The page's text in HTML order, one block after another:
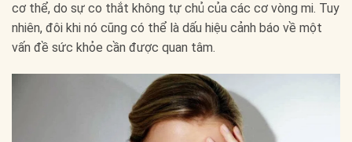
cơ thể, do sự co thắt không tự chủ của các cơ vòng mi. Tuy
nhiên, đôi khi nó cũng có thể là dấu hiệu cảnh báo về một
vấn đề sức khỏe cần được quan tâm.